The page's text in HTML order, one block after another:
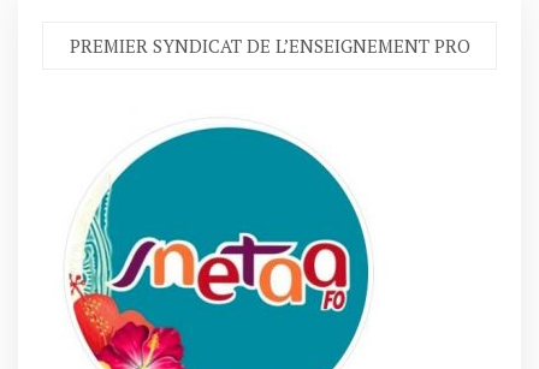
PREMIER SYNDICAT DE L’ENSEIGNEMENT PRO